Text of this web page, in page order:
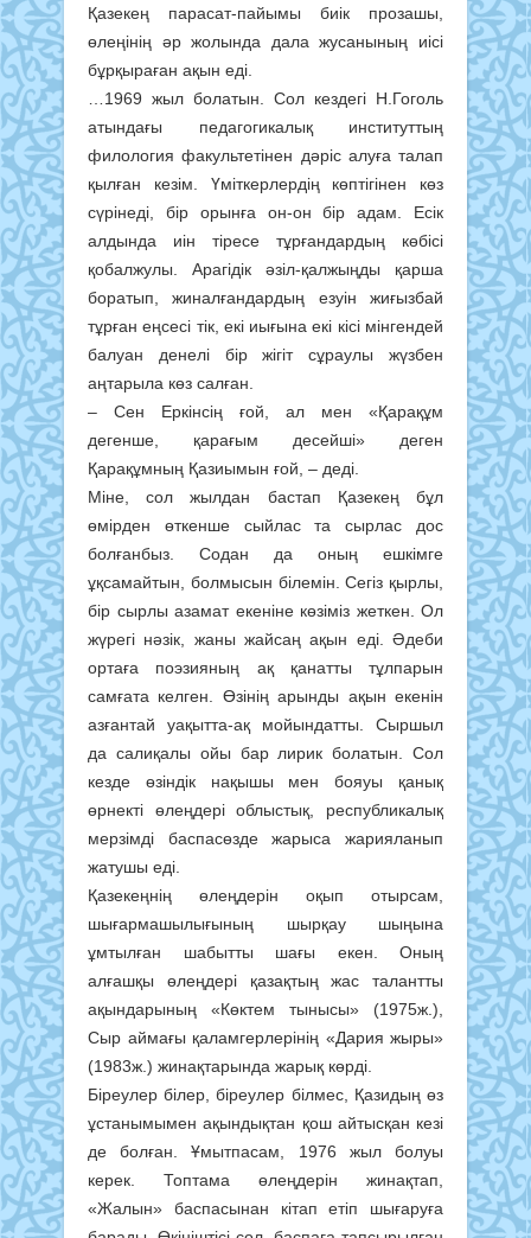
Қазекең парасат-пайымы биік прозашы,
өлеңінің әр жолында дала жусанының иісі
бұрқыраған ақын еді.
…1969 жыл болатын. Сол кездегі Н.Гоголь
атындағы педагогикалық институттың
филология факультетінен дәріс алуға талап
қылған кезім. Үміткерлердің көптігінен көз
сүрінеді, бір орынға он-он бір адам. Есік
алдында иін тіресе тұрғандардың көбісі
қобалжулы. Арагідік әзіл-қалжыңды қарша
боратып, жиналғандардың езуін жиғызбай
тұрған еңсесі тік, екі иығына екі кісі мінгендей
балуан денелі бір жігіт сұраулы жүзбен
аңтарыла көз салған.
– Сен Еркінсің ғой, ал мен «Қарақұм
дегенше, қарағым десейші» деген
Қарақұмның Қазиымын ғой, – деді.
Міне, сол жылдан бастап Қазекең бұл
өмірден өткенше сыйлас та сырлас дос
болғанбыз. Содан да оның ешкімге
ұқсамайтын, болмысын білемін. Сегіз қырлы,
бір сырлы азамат екеніне көзіміз жеткен. Ол
жүрегі нәзік, жаны жайсаң ақын еді. Әдеби
ортаға поэзияның ақ қанатты тұлпарын
самғата келген. Өзінің арынды ақын екенін
азғантай уақытта-ақ мойындатты. Сыршыл
да салиқалы ойы бар лирик болатын. Сол
кезде өзіндік нақышы мен бояуы қанық
өрнекті өлеңдері облыстық, республикалық
мерзімді баспасөзде жарыса жарияланып
жатушы еді.
Қазекеңнің өлеңдерін оқып отырсам,
шығармашылығының шырқау шыңына
ұмтылған шабытты шағы екен. Оның
алғашқы өлеңдері қазақтың жас талантты
ақындарының «Көктем тынысы» (1975ж.),
Сыр аймағы қаламгерлерінің «Дария жыры»
(1983ж.) жинақтарында жарық көрді.
Біреулер білер, біреулер білмес, Қазидың өз
ұстанымымен ақындықтан қош айтысқан кезі
де болған. Ұмытпасам, 1976 жыл болуы
керек. Топтама өлеңдерін жинақтап,
«Жалын» баспасынан кітап етіп шығаруға